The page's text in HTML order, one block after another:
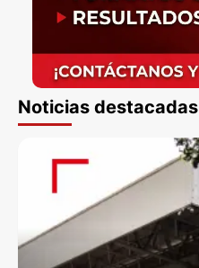
Noticias destacadas